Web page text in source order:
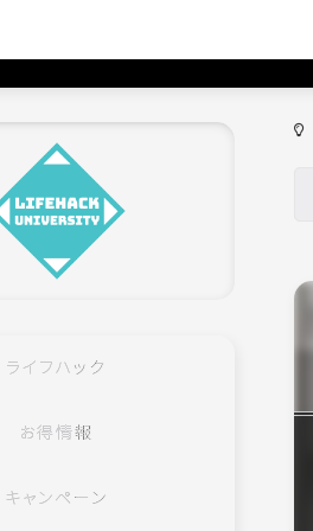
ライフハック
お得情報
キャンペーン